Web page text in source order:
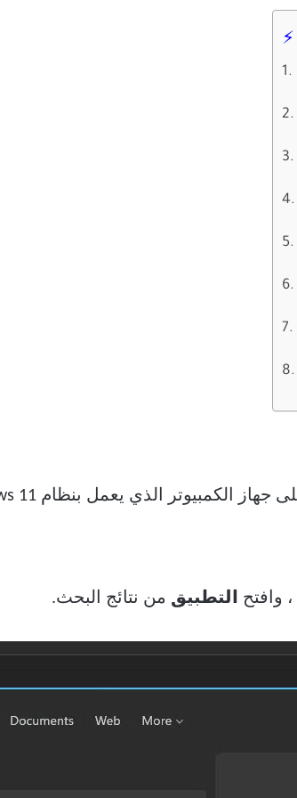
، وافتح التطبيق من نتائج البحث.